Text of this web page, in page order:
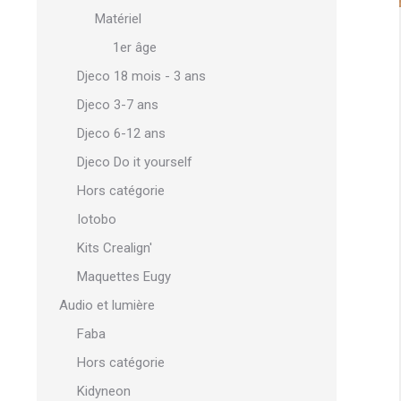
Matériel
1er âge
Djeco 18 mois - 3 ans
Djeco 3-7 ans
Djeco 6-12 ans
Djeco Do it yourself
Hors catégorie
Iotobo
Kits Crealign'
Maquettes Eugy
Audio et lumière
Faba
Hors catégorie
Kidyneon